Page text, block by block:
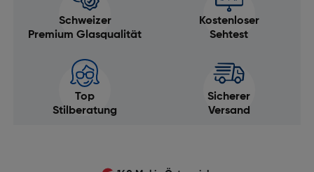
Schweizer
Premium Glasqualität
Kostenloser
Sehtest
Top
Stilberatung
Sicherer
Versand